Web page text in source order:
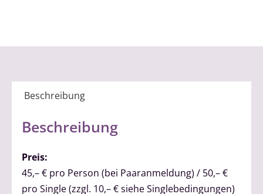
Beschreibung
Beschreibung
Preis:
45,– € pro Person (bei Paaranmeldung) / 50,– €
pro Single (zzgl. 10,– € siehe Singlebedingungen)